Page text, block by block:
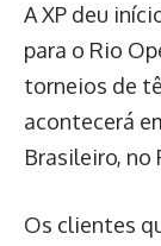
A XP deu
para o Rio
torneios de
acontecerá
Brasileiro, no
Os clientes